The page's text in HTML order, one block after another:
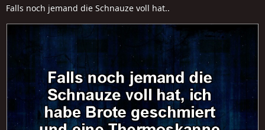
Falls noch jemand die Schnauze voll hat..